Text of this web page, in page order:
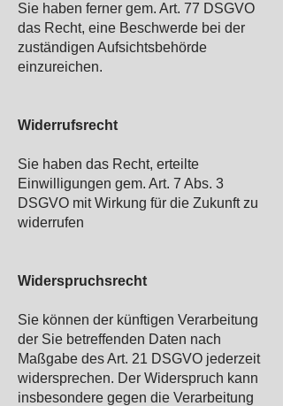
Sie haben ferner gem. Art. 77 DSGVO
das Recht, eine Beschwerde bei der
zuständigen Aufsichtsbehörde
einzureichen.
Widerrufsrecht
Sie haben das Recht, erteilte
Einwilligungen gem. Art. 7 Abs. 3
DSGVO mit Wirkung für die Zukunft zu
widerrufen
Widerspruchsrecht
Sie können der künftigen Verarbeitung
der Sie betreffenden Daten nach
Maßgabe des Art. 21 DSGVO jederzeit
widersprechen. Der Widerspruch kann
insbesondere gegen die Verarbeitung